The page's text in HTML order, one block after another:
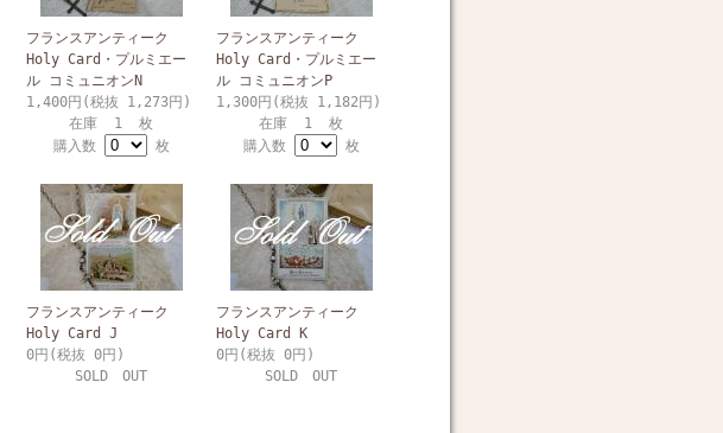
フランスアンティーク
Holy Card・プルミエー
ル コミュニオンN
1,400円(税抜 1,273円)
在庫 1 枚
購入数
枚
フランスアンティーク
Holy Card・プルミエー
ル コミュニオンP
1,300円(税抜 1,182円)
在庫 1 枚
購入数
枚
フランスアンティーク
Holy Card J
0円(税抜 0円)
SOLD OUT
フランスアンティーク
Holy Card K
0円(税抜 0円)
SOLD OUT